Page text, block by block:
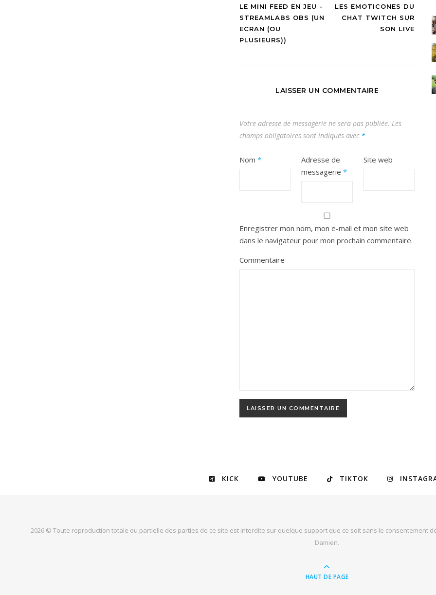
LE MINI FEED EN JEU -
STREAMLABS OBS (UN
ECRAN (OU
PLUSIEURS))
LES EMOTICONES DU
CHAT TWITCH SUR
SON LIVE
LAISSER UN COMMENTAIRE
Votre adresse de messagerie ne sera pas publiée. Les
champs obligatoires sont indiqués avec *
Nom *
Adresse de
messagerie*
Site web
Enregistrer mon nom, mon e-mail et mon site web
dans le navigateur pour mon prochain commentaire.
Commentaire
KICK YOUTUBE TIKTOK
2026 © Toute reproduction totale ou partielle des parties de ce site est interdite sur quelque support que ce soit sans le consentement
Damien.
HAUT DE PAGE